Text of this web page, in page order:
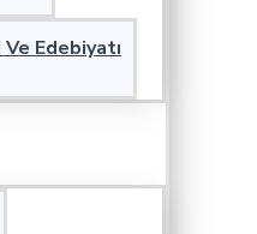
Edebiyatı